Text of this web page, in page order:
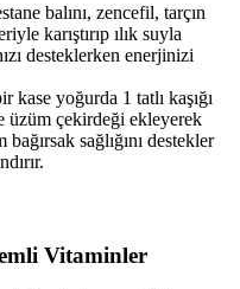
balını, zencefil, tarçın
karıştırıp ılık suyla
desteklerken enerjinizi
kase yoğurda 1 tatlı kaşığı
üzüm çekirdeği ekleyerek
sağlığını destekler
Vitaminler